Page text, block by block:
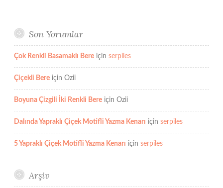
Son Yorumlar
Çok Renkli Basamaklı Bere için serpiles
Çiçekli Bere için Ozii
Boyuna Çizgili İki Renkli Bere için Ozii
Dalında Yapraklı Çiçek Motifli Yazma Kenarı için serpiles
5 Yapraklı Çiçek Motifli Yazma Kenarı için serpiles
Arşiv